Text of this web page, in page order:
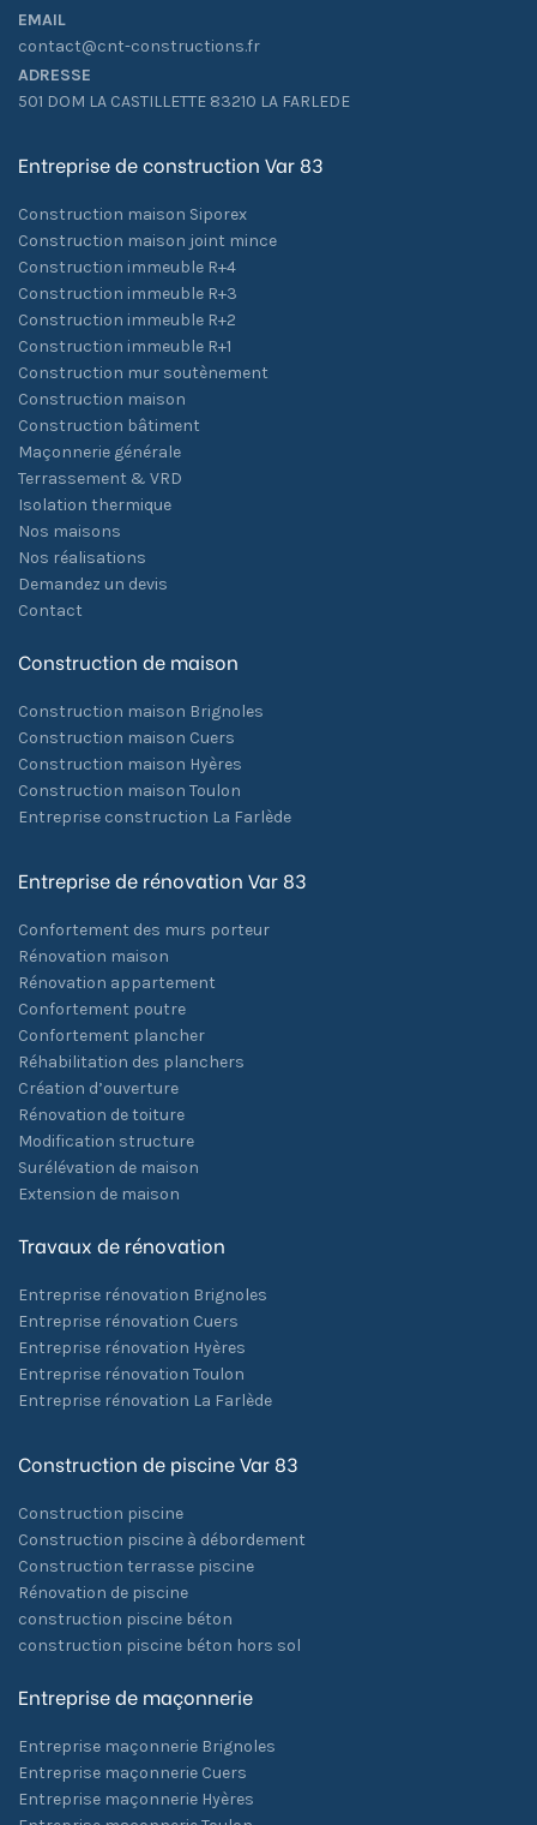
EMAIL
contact@cnt-constructions.fr
ADRESSE
501 DOM LA CASTILLETTE 83210 LA FARLEDE
Entreprise de construction Var 83
Construction maison Siporex
Construction maison joint mince
Construction immeuble R+4
Construction immeuble R+3
Construction immeuble R+2
Construction immeuble R+1
Construction mur soutènement
Construction maison
Construction bâtiment
Maçonnerie générale
Terrassement & VRD
Isolation thermique
Nos maisons
Nos réalisations
Demandez un devis
Contact
Construction de maison
Construction maison Brignoles
Construction maison Cuers
Construction maison Hyères
Construction maison Toulon
Entreprise construction La Farlède
Entreprise de rénovation Var 83
Confortement des murs porteur
Rénovation maison
Rénovation appartement
Confortement poutre
Confortement plancher
Réhabilitation des planchers
Création d’ouverture
Rénovation de toiture
Modification structure
Surélévation de maison
Extension de maison
Travaux de rénovation
Entreprise rénovation Brignoles
Entreprise rénovation Cuers
Entreprise rénovation Hyères
Entreprise rénovation Toulon
Entreprise rénovation La Farlède
Construction de piscine Var 83
Construction piscine
Construction piscine à débordement
Construction terrasse piscine
Rénovation de piscine
construction piscine béton
construction piscine béton hors sol
Entreprise de maçonnerie
Entreprise maçonnerie Brignoles
Entreprise maçonnerie Cuers
Entreprise maçonnerie Hyères